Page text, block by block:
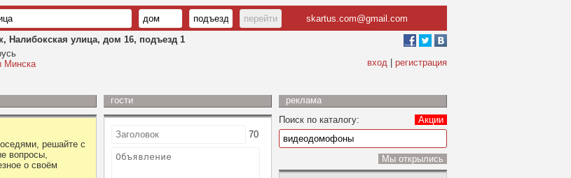
skartus.com@gmail.com
Налибокская улица, дом 16, подъезд 1
Минска
вход регистрация
решайте с
вопросы,
о своём
гости
70
реклама
Поиск по каталогу:
Акции
Мы открылись